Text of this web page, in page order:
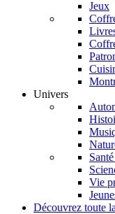
Jeux
Univers
Vie
Découvrez toute